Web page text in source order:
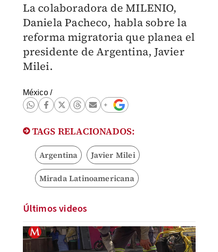
La colaboradora de MILENIO,
Daniela Pacheco, habla sobre la
reforma migratoria que planea el
presidente de Argentina, Javier
Milei.
México/
TAGS RELACIONADOS:
Argentina Javier Milei
Mirada Latinoamericana
Últimos videos